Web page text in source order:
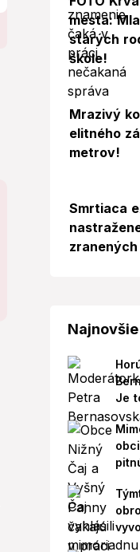
mesta:
starých
škole!
Mrazivý
elitného
metrov!
Smrtiaca
zranených
Najnovšie
Je